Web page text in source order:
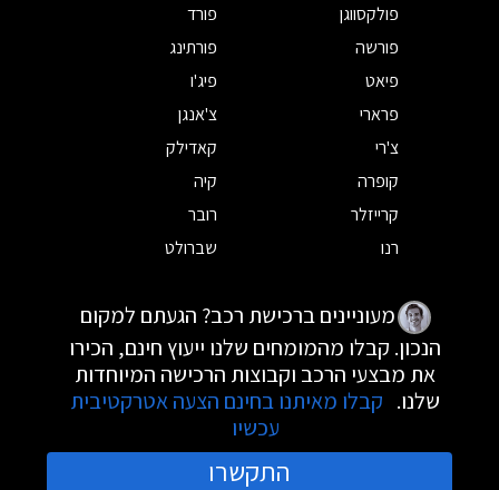
פולקסווגן
פורד
פורשה
פורתינג
פיאט
פיג'ו
פרארי
צ'אנגן
צ'רי
קאדילק
קופרה
קיה
קרייזלר
רובר
רנו
שברולט
מעוניינים ברכישת רכב? הגעתם למקום
הנכון. קבלו מהמומחים שלנו ייעוץ חינם, הכירו
את מבצעי הרכב וקבוצות הרכישה המיוחדות
שלנו. קבלו מאיתנו בחינם הצעה אטרקטיבית
עכשיו
התקשרו